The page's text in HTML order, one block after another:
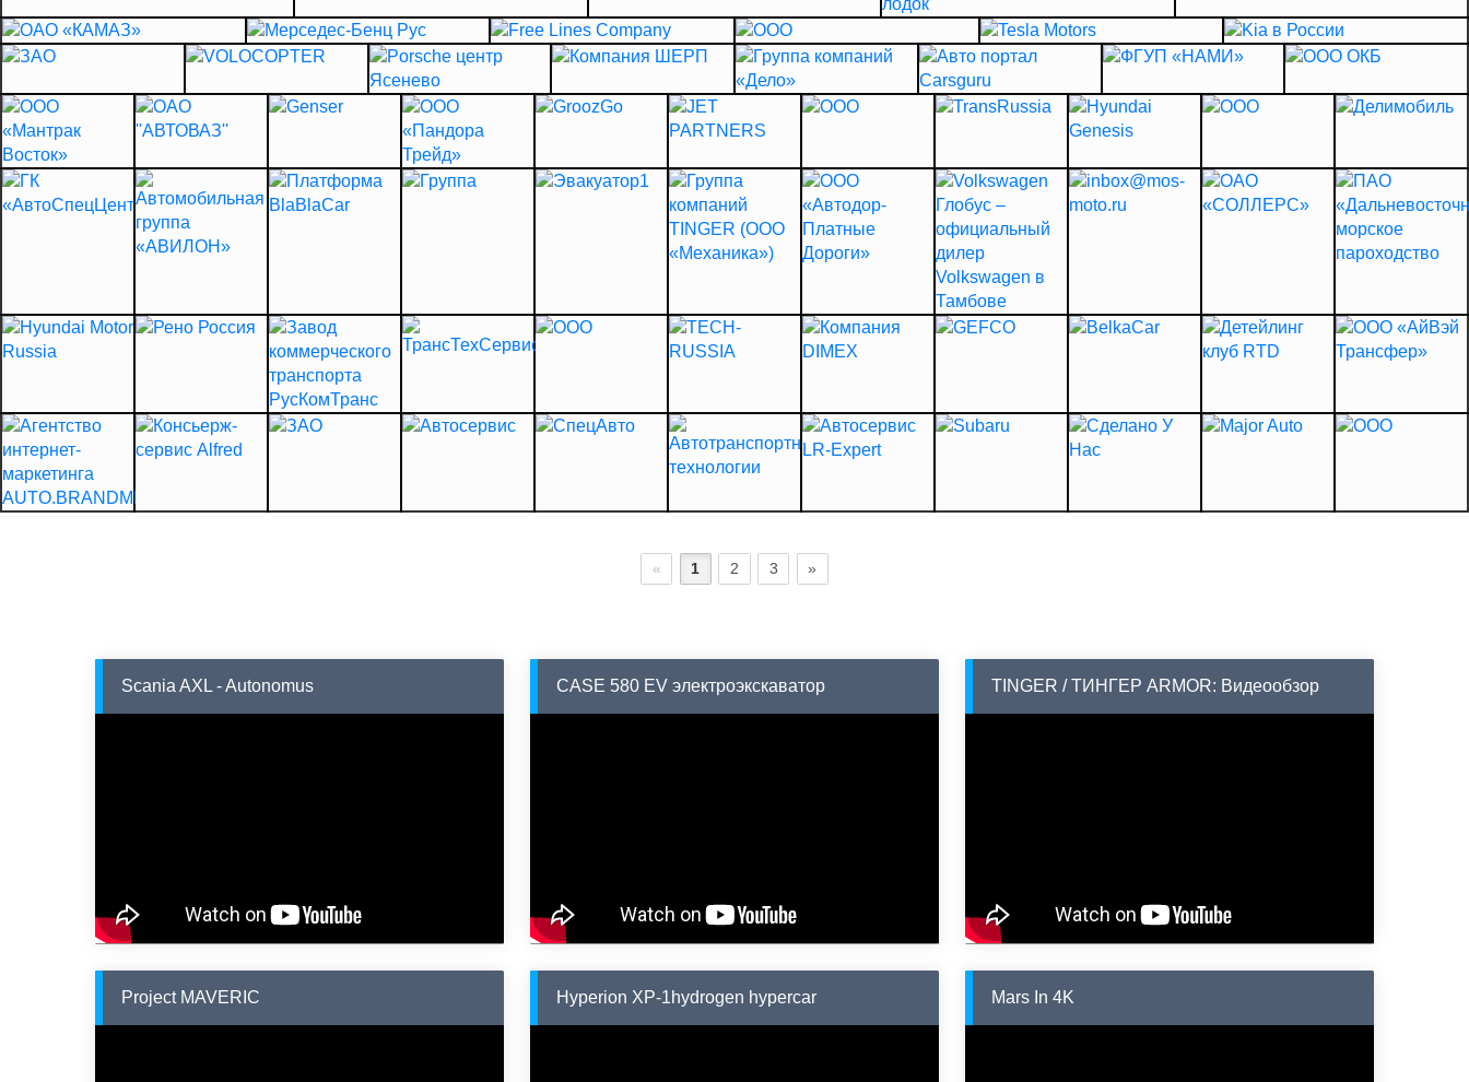
« 1 2 3 »
Scania AXL - Autonomus CASE 580 EV электроэкскаватор TINGER / ТИНГЕР ARMOR: Видеообзор
Project MAVERIC Hyperion XP-1hydrogen hypercar Mars In 4K